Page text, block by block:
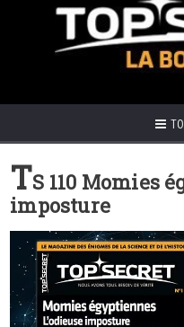
TS 110 Momies
imposture